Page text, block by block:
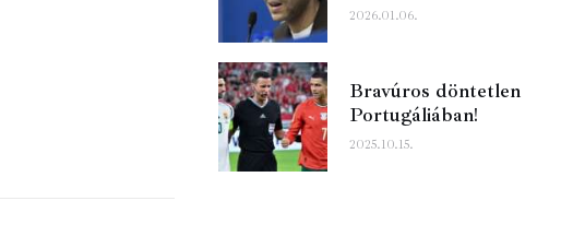
2026.01.06.
Bravúros döntetlen
Portugáliában!
2025.10.15.